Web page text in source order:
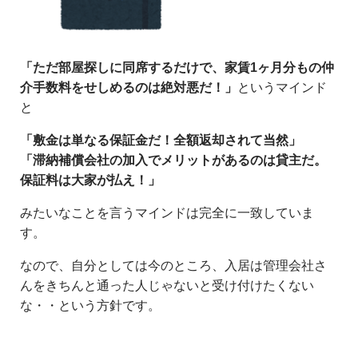
「ただ部屋探しに同席するだけで、家賃1ヶ月分もの仲
介手数料をせしめるのは絶対悪だ！」 というマインド
と
「敷金は単なる保証金だ！全額返却されて当然」
「滞納補償会社の加入でメリットがあるのは貸主だ。
保証料は大家が払え！」
みたいなことを言うマインドは完全に一致していま
す。
なので、自分としては今のところ、入居は管理会社さ
んをきちんと通った人じゃないと受け付けたくない
な・・という方針です。